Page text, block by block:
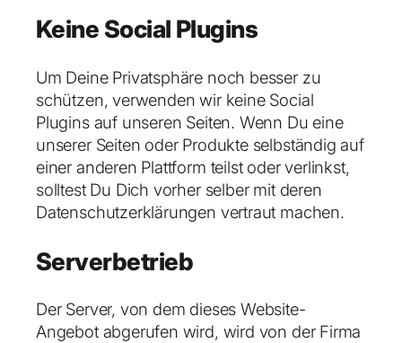
Keine Social Plugins
Um Deine Privatsphäre noch besser zu
schützen, verwenden wir keine Social
Plugins auf unseren Seiten. Wenn Du eine
unserer Seiten oder Produkte selbständig auf
einer anderen Plattform teilst oder verlinkst,
solltest Du Dich vorher selber mit deren
Datenschutzerklärungen vertraut machen.
Serverbetrieb
Der Server, von dem dieses Website-
Angebot abgerufen wird, wird von der Firma